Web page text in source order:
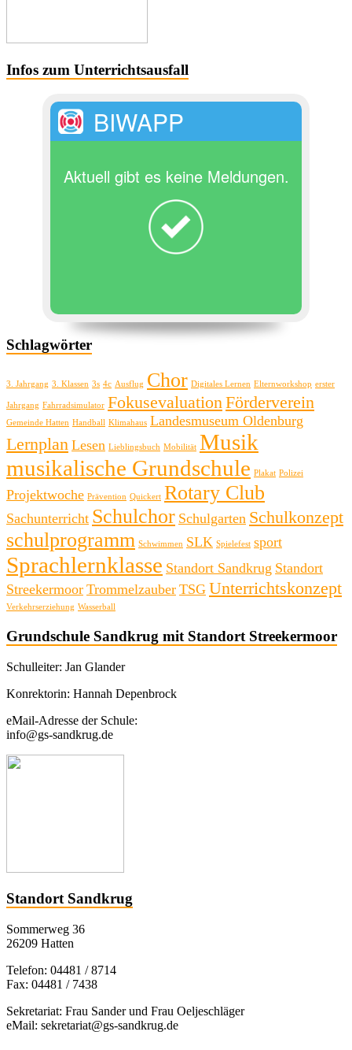
Infos zum Unterrichtsausfall
BIWAPP
Aktuell gibt es keine Meldungen.
Schlagwörter
3. Jahrgang 3. Klassen 3s 4c Ausflug Chor Digitales Lernen Elternworkshop erster
Jahrgang Fahrradsimulator FokusevaluationFörderverein
Gemeinde Hatten Handball Klimahaus Landesmuseum Oldenburg
Lernplan Lesen Lieblingsbuch Mobilität Musik
musikalische Grundschule Plakat Polizei
Projektwoche Prävention Quickert Rotary Club
Sachunterricht Schulchor Schulgarten Schulkonzept
schulprogramm Schwimmen SLK Spielefest sport
Sprachlernklasse Standort Sandkrug Standort
Streekermoor Trommelzauber TSG Unterrichtskonzept
Verkehrserziehung Wasserball
Grundschule Sandkrug mit Standort Streekermoor
Schulleiter: Jan Glander
Konrektorin: Hannah Depenbrock
eMail-Adresse der Schule:
info@gs-sandkrug.de
Standort Sandkrug
Sommerweg 36
26209 Hatten
Telefon: 04481 / 8714
Fax: 04481 / 7438
Sekretariat: Frau Sander und Frau Oeljeschläger
eMail: sekretariat@gs-sandkrug.de